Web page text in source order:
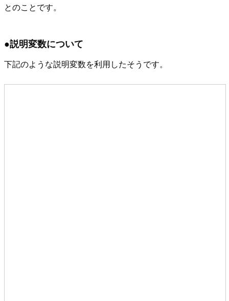
とのことです。
●説明変数について
下記のような説明変数を利用したそうです。